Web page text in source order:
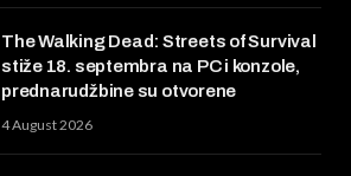
The Walking Dead: Streets of Survival
stiže 18. septembra na PC i konzole,
prednarudžbine su otvorene
4 August 2026